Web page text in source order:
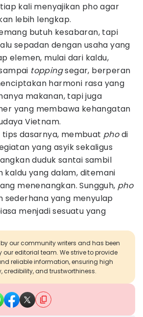
kali menyajikan pho agar
lebih lengkap.
butuh kesabaran, tapi
sepadan dengan usaha yang
elemen, mulai dari kaldu,
toppingsegar, berperan
harmoni rasa yang
makanan, tapi juga
yang membawa kehangatan
Vietnam.
tips dasarnya, membuat phodi
yang asyik sekaligus
duduk santai sambil
kaldu yang dalam, ditemani
menenangkan. Sungguh, pho
sederhana yang menyulap
menjadi sesuatu yang
our community writers and has been
our editorial team. We strive to provide
reliable information, ensuring high
and trustworthiness.